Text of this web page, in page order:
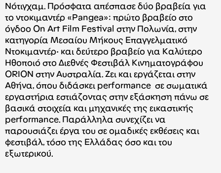
Νότιγχαμ. Πρόσφατα απέσπασε δύο βραβεία για
το ντοκιμαντέρ «Pangea»: πρώτο βραβείο στο
όγδοο On Art Film Festival στην Πολωνία, στην
κατηγορία Μεσαίου Μήκους Επαγγελματικό
Ντοκιμαντέρ· και δεύτερο βραβείο για Καλύτερο
Ηθοποιό στο Διεθνές Φεστιβάλ Κινηματογράφου
ORION στην Αυστραλία. Ζει και εργάζεται στην
Αθήνα, όπου διδάσκει performance σε σωματικά
εργαστήρια εστιάζοντας στην εξάσκηση πάνω σε
βασικά στοιχεία και μηχανικές της εικαστικής
performance. Παράλληλα συνεχίζει να
παρουσιάζει έργα του σε ομαδικές εκθέσεις και
φεστιβάλ, τόσο της Ελλάδας όσο και του
εξωτερικού.